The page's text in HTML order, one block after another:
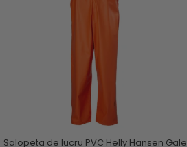
Salopeta de lucru PVC Helly Hansen Gale